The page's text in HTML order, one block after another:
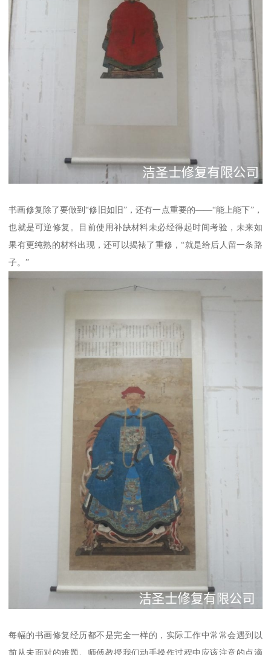
书画修复除了要做到“修旧如旧”，还有一点重要的——“能上能下”，
也就是可逆修复。目前使用补缺材料未必经得起时间考验，未来如
果有更纯熟的材料出现，还可以揭裱了重修，“就是给后人留一条路
子。”
每幅的书画修复经历都不是完全一样的，实际工作中常常会遇到以
前从未面对的难题。师傅教授我们动手操作过程中应该注意的点滴